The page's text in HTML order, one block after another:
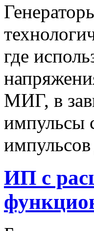
где
МИГ, в
импульсы
ИП с